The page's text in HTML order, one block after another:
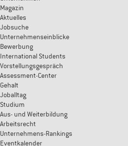
Magazin
Aktuelles
Jobsuche
Unternehmenseinblicke
Bewerbung
International Students
Vorstellungsgespräch
Assessment-Center
Gehalt
Joballtag
Studium
Aus- und Weiterbildung
Arbeitsrecht
Unternehmens-Rankings
Eventkalender